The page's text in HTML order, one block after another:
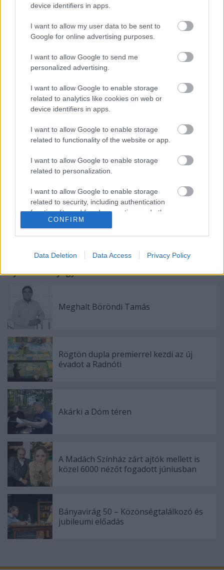
device identifiers in apps.
I want to allow my user data to be sent to
Google for online advertising purposes.
I want to allow Google to send me
personalized advertising.
I want to allow Google to enable storage
related to analytics like cookies on web or
device identifiers in apps.
I want to allow Google to enable storage
related to functionality of the website or app.
I want to allow Google to enable storage
related to personalization.
I want to allow Google to enable storage
related to security, including authentication
functionality and fraud prevention, and other
user protection.
CONFIRM
Data Deletion Data Access Privacy Policy
igyekszünk a töredékesen ránk maradt keretjátékból
 amit általában elhagynak  kibontani a darab
megpróbáljuk megérteni, miért is hangzik el Kata
méltán híres- (és sok hölgy szerint rémes!) -
darabzáró monológja;
megmutatjuk, hogy sokféle boldogság létezhet,
illetve, hogy miért vagyunk gyakran boldogok olyan
kapcsolatban, amely épp az ellentéte annak, amit
elképzeltünk magunknak.
Még számos kérdésünk van. A többit élőben.
Ajánlott bejegyzések:
Meghalt Böröndi Tamás
Rögtön dupla premierrel kezdi az új
évadot a Radnóti
Akárki a Dóm téren
A Madách Színház zárt ajtók mellett is
közel 6000 nézőt fogadott júniusban
Bányavirág 50 – Közönségtalálkozó és
jubileumi előadás